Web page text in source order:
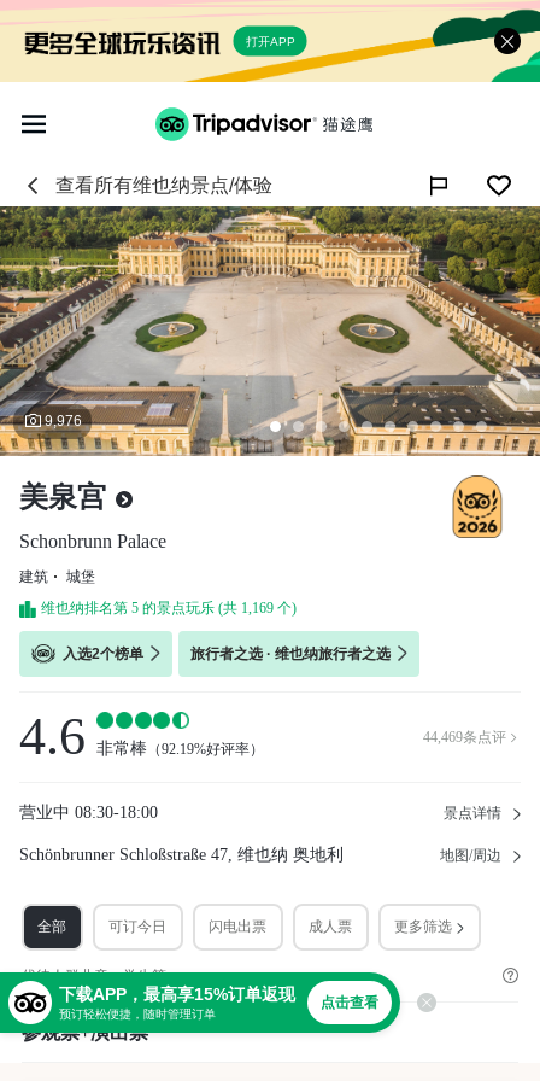
打开APP
查看所有维也纳景点/体验
9,976
美泉宫
Schonbrunn Palace
建筑
城堡
维也纳排名第 5 的景点玩乐 (共 1,169 个)
入选2个榜单 旅行者之选 · 维也纳旅行者之选
4.6 非常棒 （92.19%好评率）
44,469条点评 
营业中 08:30-18:00 景点详情
Schönbrunner Schloßstraße 47, 维也纳 奥地利 地图/周边
全部 可订今日 闪电出票 成人票 更多筛选
优待人群儿童，学生等。
参观票+演出票
下载APP，最高享15%订单返现
预订轻松便捷，随时管理订单
点击查看